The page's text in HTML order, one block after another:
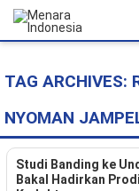
Home
Nasional
Politik
TAG ARCHIVES:
NYOMAN
Studi Banding ke
Bakal Hadirkan